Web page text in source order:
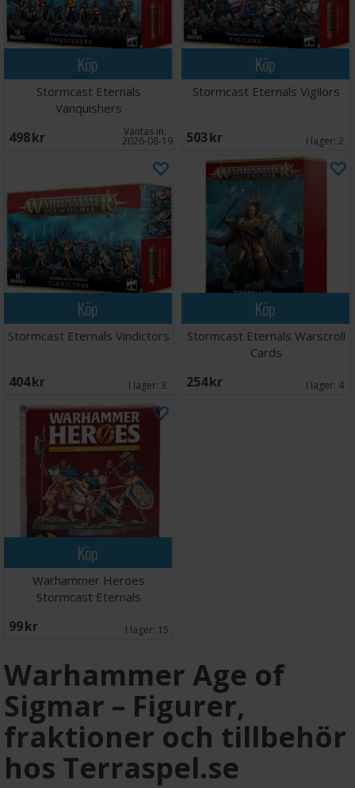
Köp
Stormcast Eternals
Vanquishers
498 SEK Väntas in:
2026-08-19
Köp
Stormcast Eternals Vigilors
503 SEK I lager: 2
Köp
Stormcast Eternals Vindictors
404 SEK I lager: 3
Köp
Stormcast Eternals Warscroll
Cards
254 SEK I lager: 4
Köp
Warhammer Heroes
Stormcast Eternals
99 SEK I lager: 15
Warhammer Age of
Sigmar – Figurer,
fraktioner och tillbehör
hos Terraspel.se